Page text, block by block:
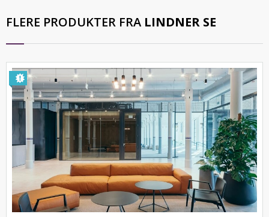
FLERE PRODUKTER FRA LINDNER SE